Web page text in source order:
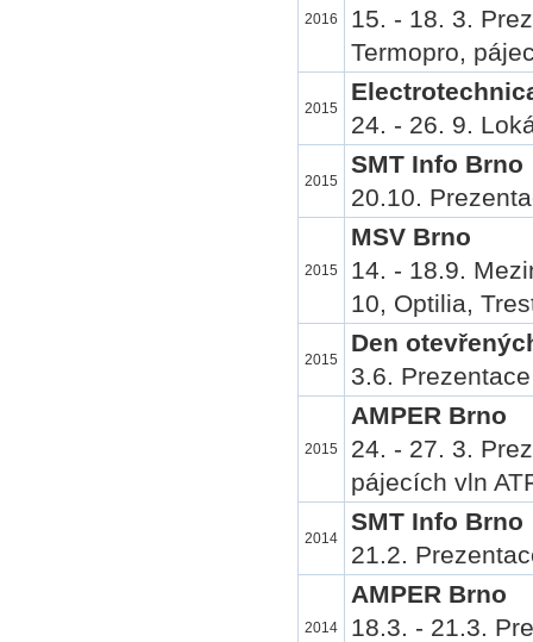
2016
15. - 18. 3.
Termopro,
2015
24. - 26. 9.
2015
SMT Info Brno
20.10.
2015
MSV Brno
14. - 18.9.
10, Optilia,
2015
Den
3.6.
2015
AMPER Brno
24. - 27. 3.
pájecích vln
2014
SMT Info Brno
21.2.
2014
AMPER Brno
18.3. - 21.3.